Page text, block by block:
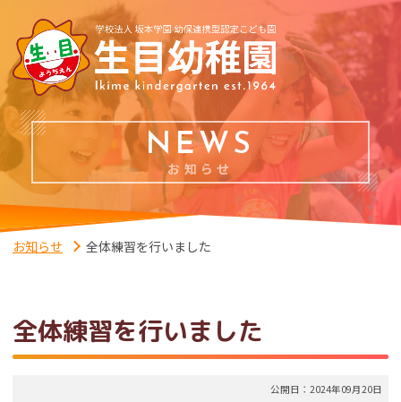
NEWS
お知らせ
お知らせ 全体練習を行いました
全体練習を行いました
公開日：2024年09月20日